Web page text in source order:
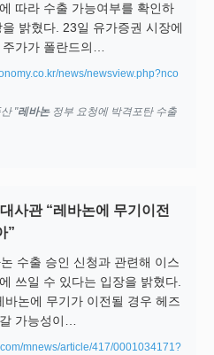
따라 수출 가능여부를 확인하
밝혔다. 23일 유가증권 시장에
주가가 폴란드의…
news/newsview.php?nco
"레바논정부 요청에 박격포탄 수출
사관 “레바논에 무기이전
”
수출 승인 신청과 관련해 이스
쓰일 수 있다는 입장을 밝혔다.
바논에 무기가 이전될 경우 헤즈
가능성이…
mnews/article/417/0001034171?